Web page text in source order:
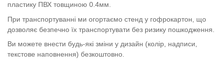
пластику ПВХ товщиною 0.4мм.
При транспортуванні ми огортаємо стенд у гофрокартон, що
дозволяє безпечно їх транспортувати без ризику пошкодження.
Ви можете внести будь-які зміни у дизайн (колір, надписи,
текстове наповнення) безкоштовно.